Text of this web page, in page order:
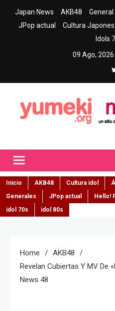
Japan News AKB48 General
JPop actual
Cultura
Idols
09 Ago, 2026
Inicio AKB48 Cultura idol
Generales
JPop actual Hello!
idol 70s
idol 80s
Home
AKB48
Revelan Cubiertas Y MV De
News 48